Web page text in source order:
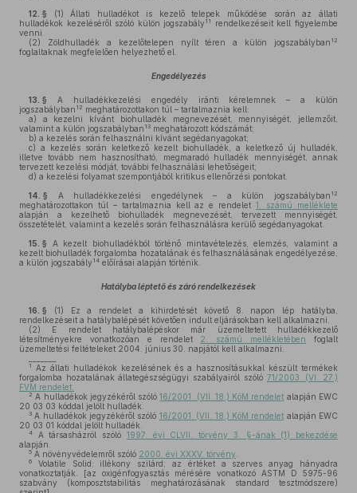
12. § (1) Állati hulladékot is kezelő telepek működése során az állati
hulladékok kezeléséről szóló külön jogszabály 11
rendelkezéseit kell figyelembe
venni.
(2) Zöldhulladék a kezelőtelepen nyílt téren a külön jogszabályban 12
foglaltaknak megfelelően helyezhető el.
Engedélyezés
13. § A hulladékkezelési engedély iránti kérelemnek – a külön
jogszabályban 12 meghatározottakon túl – tartalmaznia kell:
a) a kezelni kívánt biohulladék megnevezését, mennyiségét, jellemzőit,
valamint a külön jogszabályban 13 meghatározott kódszámát;
b) a kezelés során felhasználni kívánt segédanyagokat;
c) a kezelés során keletkező kezelt biohulladék, a keletkező új hulladék,
illetve tovább nem hasznosítható, megmaradó hulladék mennyiségét, annak
tervezett kezelési módját, további felhasználási lehetőségeit;
d) a kezelési folyamat szempontjából kritikus ellenőrzési pontokat.
14. § A hulladékkezelési engedélynek – a külön jogszabályban 12
meghatározottakon túl – tartalmaznia kell az e rendelet1. számú melléklete
alapján a kezelhető biohulladék megnevezését, tervezett mennyiségét,
összetételét, valamint a kezelés során felhasználásra kerülő segédanyagokat.
15. § A kezelt biohulladékból történő mintavételezés, elemzés, valamint a
kezelt biohulladék forgalomba hozatalának és felhasználásának engedélyezése,
a külön jogszabály 14 előírásai alapján történik.
Hatályba léptető és záró rendelkezések
16. § (1) Ez a rendelet a kihirdetését követő 8. napon lép hatályba,
rendelkezéseit a hatálybalépését követően indult eljárásokban kell alkalmazni.
(2) E rendelet hatálybalépéskor már üzemeltetett hulladékkezelő
létesítményekre vonatkozóan e rendelet 2. számú mellékletében foglalt
üzemeltetési feltételeket 2004. június 30. napjától kell alkalmazni.
1
Az állati hulladékok kezelésének és a hasznosításukkal készült termékek
forgalomba hozatalának állategészségügyi szabályairól szóló 71/2003. (VI. 27.)
FVM rendelet.
2 A hulladékok jegyzékéről szóló16/2001. (VII. 18.) KöM rendelet alapján EWC
20 03 03 kóddal jelölt hulladék.
3 A hulladékok jegyzékéről szóló 16/2001. (VII. 18.) KöM rendelet alapján EWC
20 03 01 kóddal jelölt hulladék.
4 A társasházról szóló 1997. évi CLVII. törvény 3. §-ának (1) bekezdése
alapján.
5 A növényvédelemről szóló 2000. évi XXXV. törvény
6
Volatile Solid: illékony szilárd; az értéket a szerves anyag hányadra
vonatkoztatják. [az oxigénfogyasztás mérésére vonatkozó ASTM D 5975-96
szabvány (komposztstabilitás meghatározásának standard tesztmódszere)